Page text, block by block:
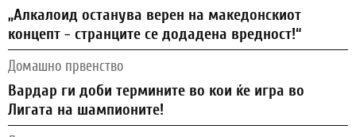
„Алкалоид останува верен на македонскиот
концепт - странците се додадена вредност!“
Домашно првенство
Вардар ги доби термините во кои ќе игра во
Лигата на шампионите!